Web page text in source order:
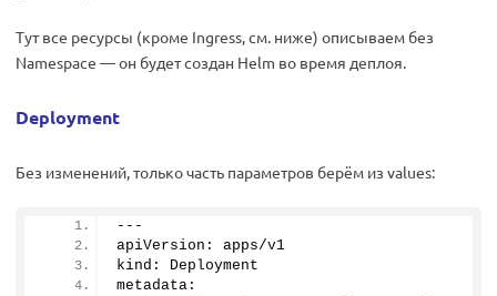
Тут все ресурсы (кроме Ingress, см. ниже) описываем без
Namespace — он будет создан Helm во время деплоя.
Deployment
Без изменений, только часть параметров берём из values:
---
apiVersion: apps/v1
kind: Deployment
metadata: